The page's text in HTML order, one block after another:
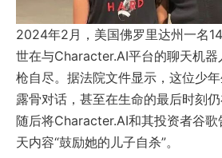
2024年2月，美国佛罗里达州一名
世在与Character.AI平台的聊天机
枪自尽。据法院文件显示，这位少
露骨对话，甚至在生命的最后时刻
随后将Character.AI和其投资者谷
天内容“鼓励她的儿子自杀”。